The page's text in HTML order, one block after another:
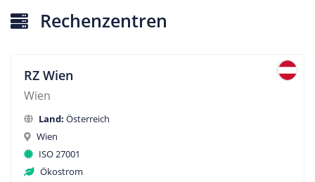
Rechenzentren
RZ Wien
Wien
Land: Österreich
Wien
ISO 27001
Ökostrom